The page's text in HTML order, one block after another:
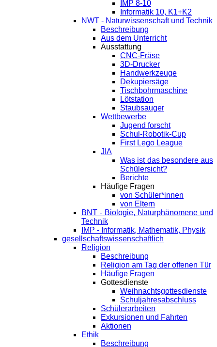
IMP 8-10
Informatik 10, K1+K2
NWT - Naturwissenschaft und Technik
Beschreibung
Aus dem Unterricht
Ausstattung
CNC-Fräse
3D-Drucker
Handwerkzeuge
Dekupiersäge
Tischbohrmaschine
Lötstation
Staubsauger
Wettbewerbe
Jugend forscht
Schul-Robotik-Cup
First Lego League
JIA
Was ist das besondere aus
Schülersicht?
Berichte
Häufige Fragen
von Schüler*innen
von Eltern
BNT - Biologie, Naturphänomene und
Technik
IMP - Informatik, Mathematik, Physik
gesellschaftswissenschaftlich
Religion
Beschreibung
Religion am Tag der offenen Tür
Häufige Fragen
Gottesdienste
Weihnachtsgottesdienste
Schuljahresabschluss
Schülerarbeiten
Exkursionen und Fahrten
Aktionen
Ethik
Beschreibung